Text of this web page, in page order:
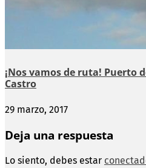
¡Nos vamos de ruta! Puerto
Castro
29 marzo, 2017
Deja una respuesta
Lo siento, debes estar